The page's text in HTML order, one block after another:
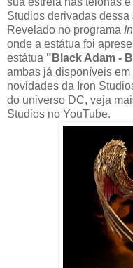
Studios derivadas dessa
Revelado no programa
onde a estátua foi
estátua "Black Adam -
ambas já disponíveis
novidades da Iron
do universo DC, veja
Studios no YouTube.